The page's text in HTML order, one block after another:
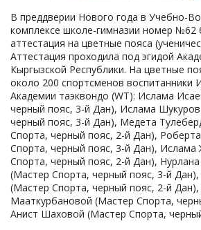
В преддверии Нового года в Учебно-
комплексе школе-гимназии номер №62
аттестация на цветные пояса
Аттестация проходила под эгидой
Кыргызской Республики. На цветные
около 200 спортсменов воспитанники
Академии таэквондо (WT): Ислама
черный пояс, 3-й Дан), Ислама
черный пояс, 3-й Дан), Медета
Спорта, черный пояс, 2-й Дан),
Спорта, черный пояс, 3-й Дан),
Спорта, черный пояс, 2-й Дан),
(Мастер Спорта, черный пояс, 3-й Дан),
(Мастер Спорта, черный пояс, 2-й Дан),
Мааткурбановой (Мастер Спорта,
Анист Шаховой (Мастер Спорта,